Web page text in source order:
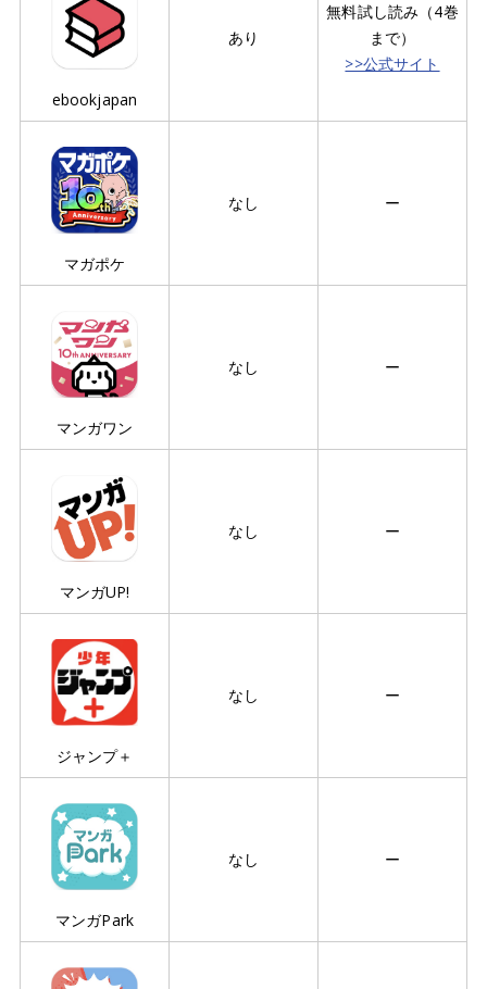
ebookjapan
あり
無料試し読み（4巻
まで）
>>公式サイト
マガポケ
なし ー
マンガワン
なし ー
マンガUP!
なし ー
ジャンプ＋
なし ー
マンガPark
なし ー